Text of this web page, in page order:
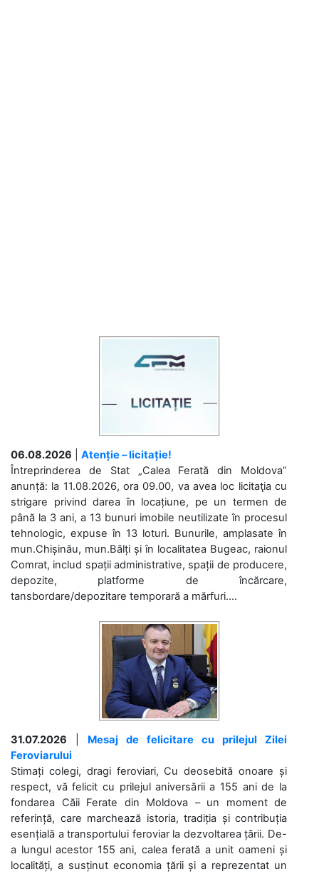
06.08.2026
Atenție – licitație!
Întreprinderea de Stat „Calea Ferată din Moldova”
anunță: la 11.08.2026, ora 09.00, va avea loc licitaţia cu
strigare privind darea în locațiune, pe un termen de
până la 3 ani, a 13 bunuri imobile neutilizate în procesul
tehnologic, expuse în 13 loturi. Bunurile, amplasate în
mun.Chișinău, mun.Bălți și în localitatea Bugeac, raionul
Comrat, includ spații administrative, spații de producere,
depozite, platforme de încărcare,
tansbordare/depozitare temporară a mărfuri....
31.07.2026
Mesaj de felicitare cu prilejul Zilei
Feroviarului
Stimați colegi, dragi feroviari, Cu deosebită onoare și
respect, vă felicit cu prilejul aniversării a 155 ani de la
fondarea Căii Ferate din Moldova – un moment de
referință, care marchează istoria, tradiția și contribuția
esențială a transportului feroviar la dezvoltarea țării. De-
a lungul acestor 155 ani, calea ferată a unit oameni și
localități, a susținut economia țării și a reprezentat un